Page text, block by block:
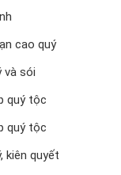
cao quý
và sói
quý tộc
quý tộc
kiên quyết